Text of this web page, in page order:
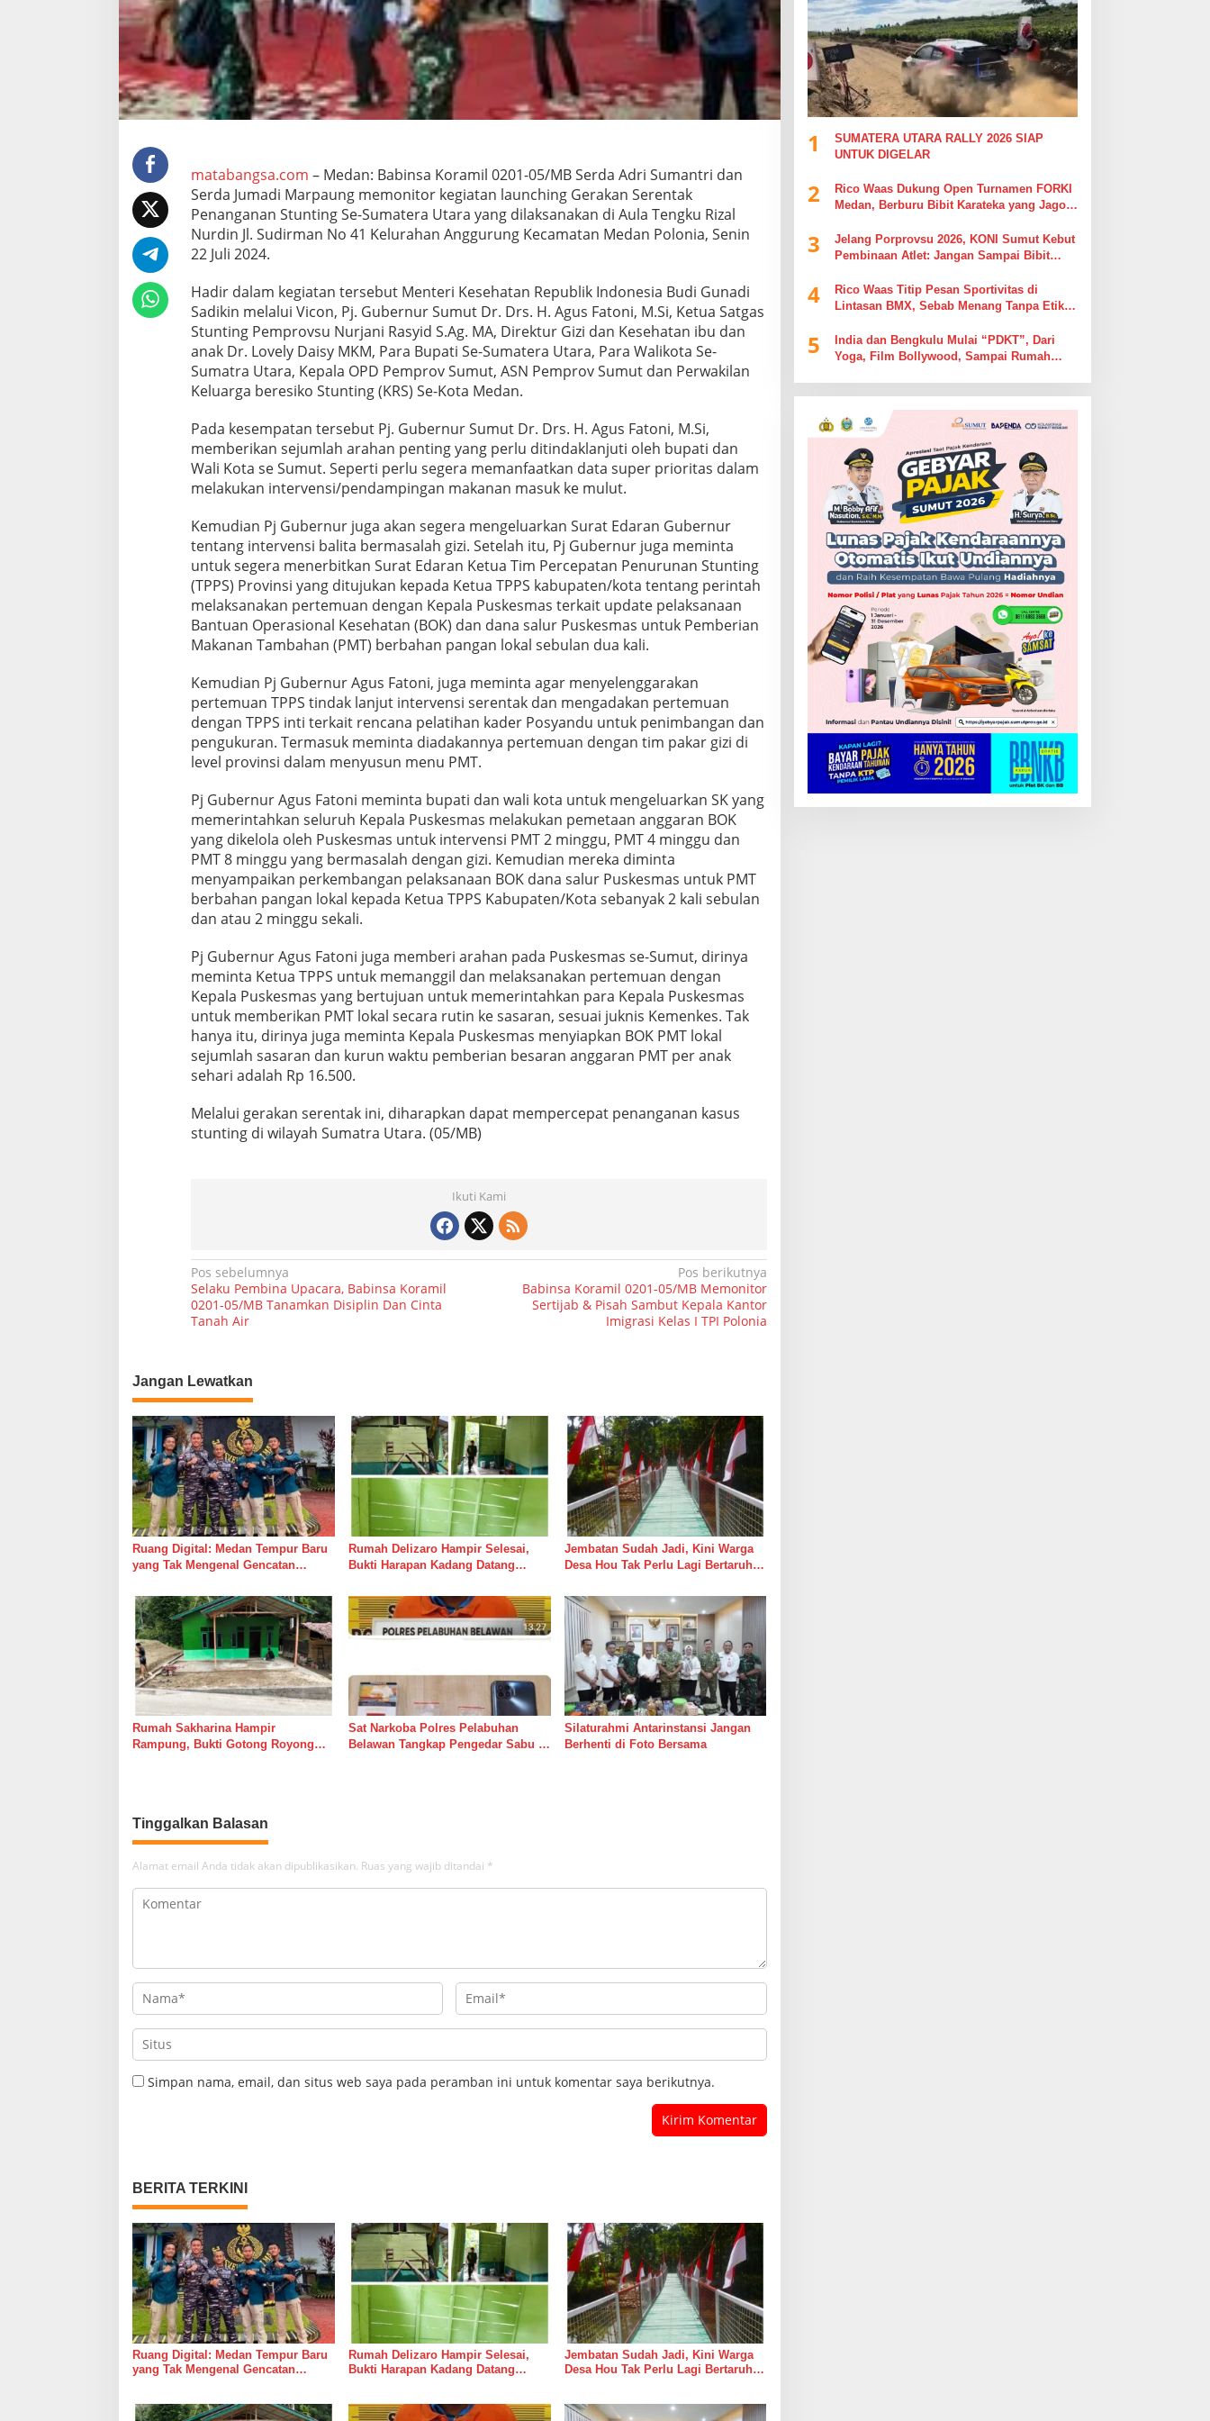
t
o
K
e
g
i
a
n
L
a
u
n
c
n
g
G
e
r
a
k
n
S
r
e
t
a
k
P
e
n
a
n
n
a
n
S
u
t
i
n
S
e
-
S
a
t
e
r
U
t
a
a
matabangsa.com – Medan: Babinsa Koramil 0201-05/MB Serda Adri Sumantri dan
Serda Jumadi Marpaung memonitor kegiatan launching Gerakan Serentak
Penanganan Stunting Se-Sumatera Utara yang dilaksanakan di Aula Tengku Rizal
Nurdin Jl. Sudirman No 41 Kelurahan Anggurung Kecamatan Medan Polonia, Senin
22 Juli 2024.
Hadir dalam kegiatan tersebut Menteri Kesehatan Republik Indonesia Budi Gunadi
Sadikin melalui Vicon, Pj. Gubernur Sumut Dr. Drs. H. Agus Fatoni, M.Si, Ketua Satgas
Stunting Pemprovsu Nurjani Rasyid S.Ag. MA, Direktur Gizi dan Kesehatan ibu dan
anak Dr. Lovely Daisy MKM, Para Bupati Se-Sumatera Utara, Para Walikota Se-
Sumatra Utara, Kepala OPD Pemprov Sumut, ASN Pemprov Sumut dan Perwakilan
Keluarga beresiko Stunting (KRS) Se-Kota Medan.
Pada kesempatan tersebut Pj. Gubernur Sumut Dr. Drs. H. Agus Fatoni, M.Si,
memberikan sejumlah arahan penting yang perlu ditindaklanjuti oleh bupati dan
Wali Kota se Sumut. Seperti perlu segera memanfaatkan data super prioritas dalam
melakukan intervensi/pendampingan makanan masuk ke mulut.
Kemudian Pj Gubernur juga akan segera mengeluarkan Surat Edaran Gubernur
tentang intervensi balita bermasalah gizi. Setelah itu, Pj Gubernur juga meminta
untuk segera menerbitkan Surat Edaran Ketua Tim Percepatan Penurunan Stunting
(TPPS) Provinsi yang ditujukan kepada Ketua TPPS kabupaten/kota tentang perintah
melaksanakan pertemuan dengan Kepala Puskesmas terkait update pelaksanaan
Bantuan Operasional Kesehatan (BOK) dan dana salur Puskesmas untuk Pemberian
Makanan Tambahan (PMT) berbahan pangan lokal sebulan dua kali.
Kemudian Pj Gubernur Agus Fatoni, juga meminta agar menyelenggarakan
pertemuan TPPS tindak lanjut intervensi serentak dan mengadakan pertemuan
dengan TPPS inti terkait rencana pelatihan kader Posyandu untuk penimbangan dan
pengukuran. Termasuk meminta diadakannya pertemuan dengan tim pakar gizi di
level provinsi dalam menyusun menu PMT.
Pj Gubernur Agus Fatoni meminta bupati dan wali kota untuk mengeluarkan SK yang
memerintahkan seluruh Kepala Puskesmas melakukan pemetaan anggaran BOK
yang dikelola oleh Puskesmas untuk intervensi PMT 2 minggu, PMT 4 minggu dan
PMT 8 minggu yang bermasalah dengan gizi. Kemudian mereka diminta
menyampaikan perkembangan pelaksanaan BOK dana salur Puskesmas untuk PMT
berbahan pangan lokal kepada Ketua TPPS Kabupaten/Kota sebanyak 2 kali sebulan
dan atau 2 minggu sekali.
Pj Gubernur Agus Fatoni juga memberi arahan pada Puskesmas se-Sumut, dirinya
meminta Ketua TPPS untuk memanggil dan melaksanakan pertemuan dengan
Kepala Puskesmas yang bertujuan untuk memerintahkan para Kepala Puskesmas
untuk memberikan PMT lokal secara rutin ke sasaran, sesuai juknis Kemenkes. Tak
hanya itu, dirinya juga meminta Kepala Puskesmas menyiapkan BOK PMT lokal
sejumlah sasaran dan kurun waktu pemberian besaran anggaran PMT per anak
sehari adalah Rp 16.500.
Melalui gerakan serentak ini, diharapkan dapat mempercepat penanganan kasus
stunting di wilayah Sumatra Utara. (05/MB)
Ikuti Kami
N
a
v
g
a
s
i
p
o
s
Pos sebelumnya
Selaku Pembina Upacara, Babinsa Koramil
0201-05/MB Tanamkan Disiplin Dan Cinta
Tanah Air
Pos berikutnya
Babinsa Koramil 0201-05/MB Memonitor
Sertijab & Pisah Sambut Kepala Kantor
Imigrasi Kelas I TPI Polonia
Jangan Lewatkan
Ruang Digital: Medan Tempur Baru
yang Tak Mengenal Gencatan
Rumah Delizaro Hampir Selesai,
Bukti Harapan Kadang Datang
Jembatan Sudah Jadi, Kini Warga
Desa Hou Tak Perlu Lagi Bertaruh
Rumah Sakharina Hampir
Rampung, Bukti Gotong Royong
Sat Narkoba Polres Pelabuhan
Belawan Tangkap Pengedar Sabu di
Silaturahmi Antarinstansi Jangan
Berhenti di Foto Bersama
Tinggalkan Balasan
Alamat email Anda tidak akan dipublikasikan. Ruas yang wajib ditandai *
Simpan nama, email, dan situs web saya pada peramban ini untuk komentar saya berikutnya.
BERITA TERKINI
Ruang Digital: Medan Tempur Baru
yang Tak Mengenal Gencatan
Rumah Delizaro Hampir Selesai,
Bukti Harapan Kadang Datang
Jembatan Sudah Jadi, Kini Warga
Desa Hou Tak Perlu Lagi Bertaruh
1
SUMATERA UTARA RALLY 2026 SIAP
UNTUK DIGELAR
2
Rico Waas Dukung Open Turnamen FORKI
Medan, Berburu Bibit Karateka yang Jago
Komentar
3
Jelang Porprovsu 2026, KONI Sumut Kebut
Pembinaan Atlet: Jangan Sampai Bibit
4
Rico Waas Titip Pesan Sportivitas di
Lintasan BMX, Sebab Menang Tanpa Etika
5
India dan Bengkulu Mulai “PDKT”, Dari
Yoga, Film Bollywood, Sampai Rumah